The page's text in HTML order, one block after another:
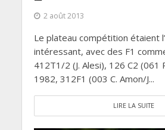
2 août 2013
Le plateau compétition étaient
intéressant, avec des F1
412T1/2 (J. Alesi), 126 C2 (061
1982, 312F1 (003 C. Amon/J...
LIRE LA SUITE